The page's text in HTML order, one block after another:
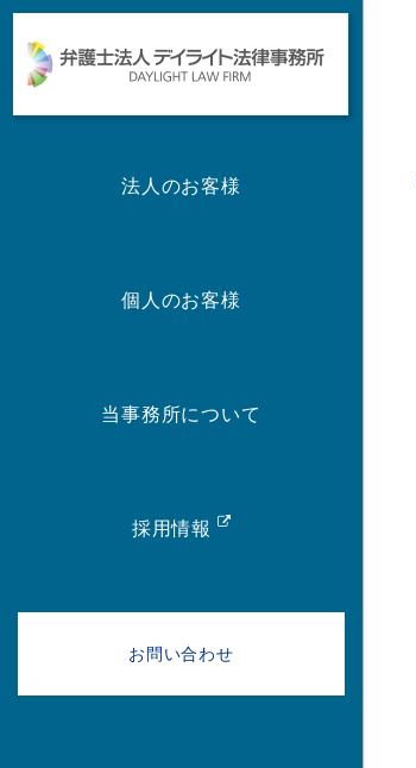
法人のお客様
個人のお客様
当事務所について
採用情報
お問い合わせ